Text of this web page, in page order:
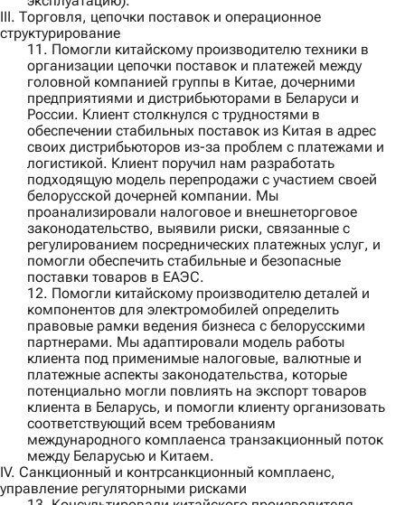
III. Торговля, цепочки поставок и операционное
структурирование
11. Помогли китайскому производителю техники в
организации цепочки поставок и платежей между
головной компанией группы в Китае, дочерними
предприятиями и дистрибьюторами в Беларуси и
России. Клиент столкнулся с трудностями в
обеспечении стабильных поставок из Китая в адрес
своих дистрибьюторов из-за проблем с платежами и
логистикой. Клиент поручил нам разработать
подходящую модель перепродажи с участием своей
белорусской дочерней компании. Мы
проанализировали налоговое и внешнеторговое
законодательство, выявили риски, связанные с
регулированием посреднических платежных услуг, и
помогли обеспечить стабильные и безопасные
поставки товаров в ЕАЭС.
12. Помогли китайскому производителю деталей и
компонентов для электромобилей определить
правовые рамки ведения бизнеса с белорусскими
партнерами. Мы адаптировали модель работы
клиента под применимые налоговые, валютные и
платежные аспекты законодательства, которые
потенциально могли повлиять на экспорт товаров
клиента в Беларусь, и помогли клиенту организовать
соответствующий всем требованиям
международного комплаенса транзакционный поток
между Беларусью и Китаем.
IV. Санкционный и контрсанкционный комплаенс,
управление регуляторными рисками